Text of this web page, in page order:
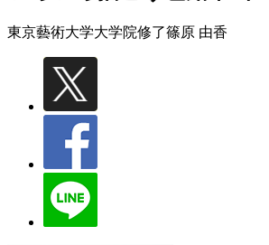
東京藝術大学大学院修了篠原 由香